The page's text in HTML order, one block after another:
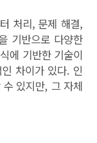
처리, 문제 해결,
기반으로 다양한
에 기반한 기술이
차이가 있다. 인
있지만, 그 자체